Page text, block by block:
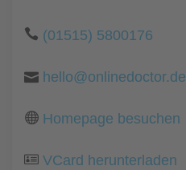
(01515) 5800176
hello@onlinedoctor.de
Homepage besuchen
VCard herunterladen